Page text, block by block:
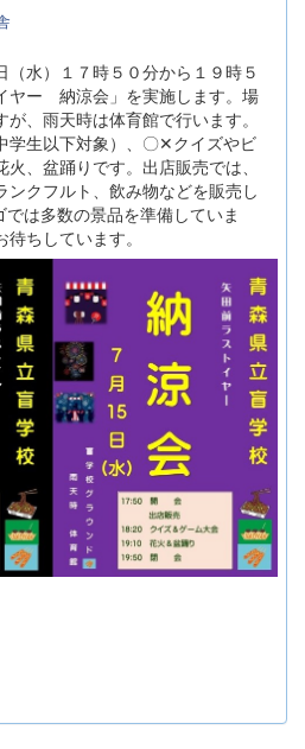
水）１７時５０分から１９時５
ヤー 納涼会」を実施します。場
、雨天時は体育館で行います。
学生以下対象）、〇✕クイズやビ
、盆踊りです。出店販売では、
クフルト、飲み物などを販売し
は多数の景品を準備していま
ちしています。